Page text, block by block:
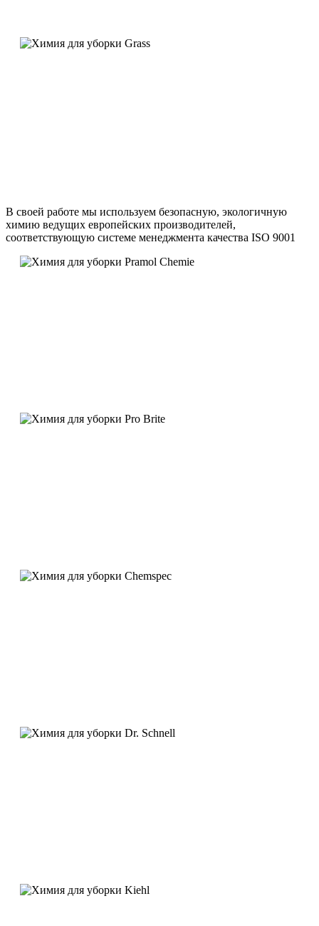
В своей работе мы используем безопасную, экологичную
химию ведущих европейских производителей,
соответствующую системе менеджмента качества ISO 9001